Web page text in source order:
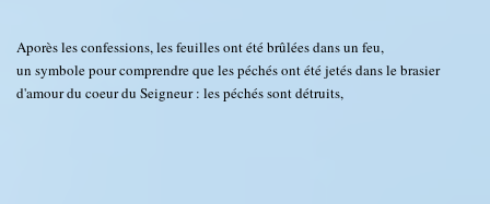
Aporès les confessions, les feuilles ont été brûlées dans un feu,
un symbole pour comprendre que les péchés ont été jetés dans le brasier
d'amour du coeur du Seigneur : les péchés sont détruits,